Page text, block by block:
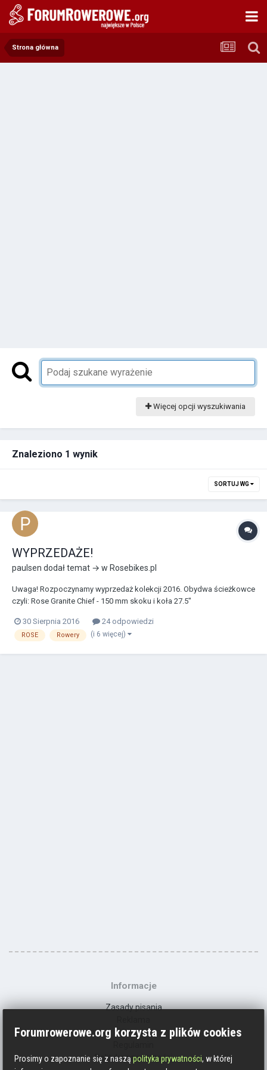
Strona główna
Więcej opcji wyszukiwania
Znaleziono 1 wynik
SORTUJ WG
WYPRZEDAŻE!
paulsen dodał temat → w Rosebikes.pl
Uwaga! Rozpoczynamy wyprzedaż kolekcji 2016. Obydwa ścieżkowce
czyli: Rose Granite Chief - 150 mm skoku i koła 27.5"
chief/ oraz Rose Root Miller - 130 mm skoku i koła 29"
https://www.rosebikes.pl/produkty/rowery/mtb/ciekowce/...
30 Sierpnia 2016 24 odpowiedzi
ROSE Rowery (i 6 więcej)
Informacje
Zasady pisania
Kontakt
Polityka prywatności
Forumrowerowe.org korzysta z plików cookies
Prosimy o zapoznanie się z nasząpolityka prywatności, w której